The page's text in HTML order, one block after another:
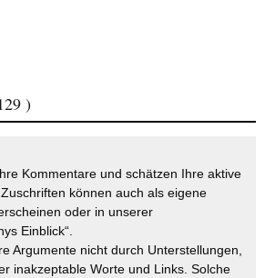
)
Kommentare und schätzen Ihre aktive
können auch als eigene
oder in unserer
Einblick“.
Argumente nicht durch Unterstellungen,
inakzeptable Worte und Links. Solche